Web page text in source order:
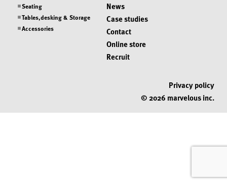
Seating
Tables,desking & Storage
Accessories
News
Case studies
Contact
Online store
Recruit
Privacy policy
© 2026 marvelous inc.